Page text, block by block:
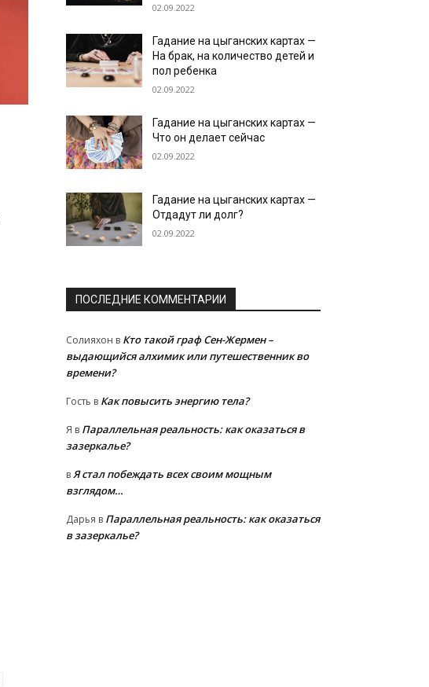
02.09.2022
Гадание на цыганских картах —
На брак, на количество детей и
пол ребенка
02.09.2022
Гадание на цыганских картах —
Что он делает сейчас
02.09.2022
Гадание на цыганских картах —
Отдадут ли долг?
02.09.2022
ПОСЛЕДНИЕ КОММЕНТАРИИ
Солияхон в Кто такой граф Сен-Жермен –
выдающийся алхимик или путешественник во
времени?
Гость в Как повысить энергию тела?
Я в Параллельная реальность: как оказаться в
зазеркалье?
в Я стал побеждать всех своим мощным
взглядом…
Дарья в Параллельная реальность: как оказаться
в зазеркалье?